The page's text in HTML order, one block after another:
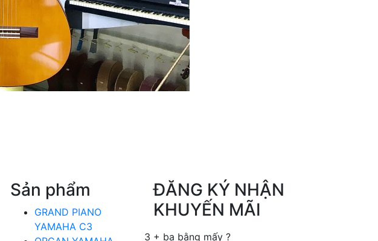
Sản phẩm
GRAND PIANO
YAMAHA C3
ĐĂNG KÝ NHẬN
KHUYẾN MÃI
3 + ba bằng mấy ?